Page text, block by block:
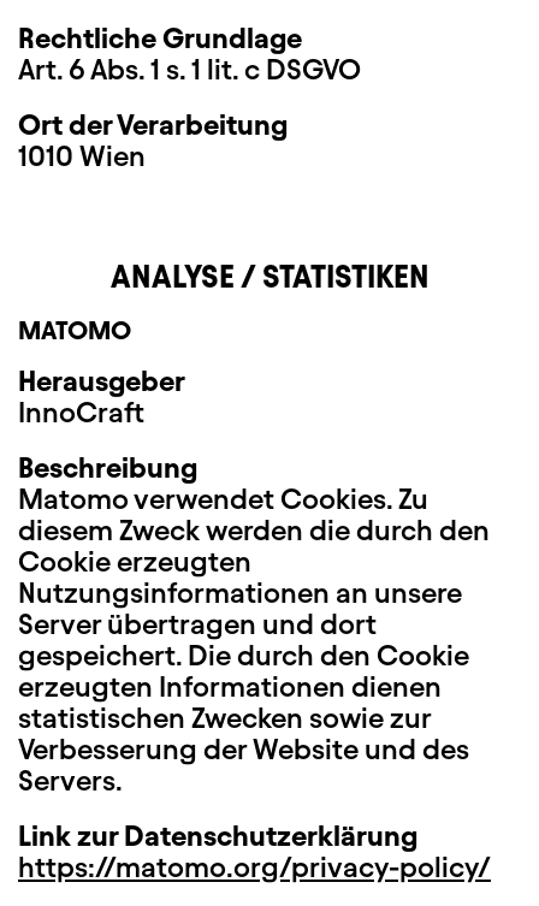
Rechtliche Grundlage
Art. 6 Abs. 1 s. 1 lit. c DSGVO
Ort der Verarbeitung
1010 Wien
ANALYSE / STATISTIKEN
MATOMO
Herausgeber
InnoCraft
Beschreibung
Matomo verwendet Cookies. Zu
diesem Zweck werden die durch den
Cookie erzeugten
Nutzungsinformationen an unsere
Server übertragen und dort
gespeichert. Die durch den Cookie
erzeugten Informationen dienen
statistischen Zwecken sowie zur
Verbesserung der Website und des
Servers.
Link zur Datenschutzerklärung
https://matomo.org/privacy-policy/